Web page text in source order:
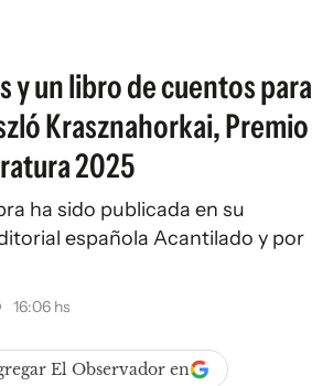
y un libro de cuentos para
Krasznahorkai, Premio
2025
ha sido publicada en su
española Acantilado y por
16:06 hs
El Observador en